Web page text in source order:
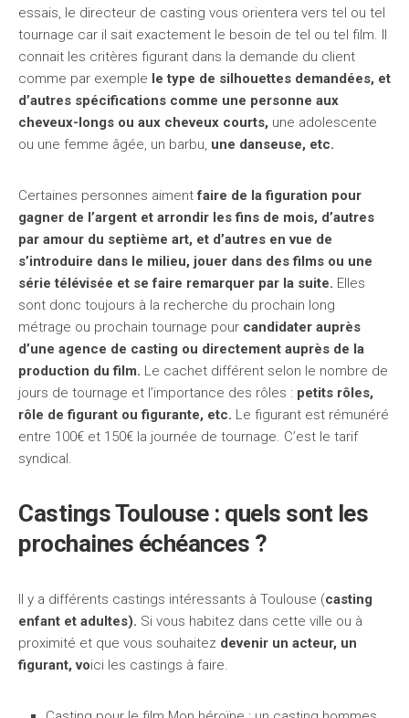
essais, le directeur de casting vous orientera vers tel ou tel
tournage car il sait exactement le besoin de tel ou tel film. Il
connait les critères figurant dans la demande du client
comme par exemple le type de silhouettes demandées, et
d’autres spécifications comme une personne aux
cheveux-longs ou aux cheveux courts, une adolescente
ou une femme âgée, un barbu, une danseuse, etc.
Certaines personnes aimentfaire de la figuration pour
gagner de l’argent et arrondir les fins de mois, d’autres
par amour du septième art, et d’autres en vue de
s’introduire dans le milieu, jouer dans des films ou une
série télévisée et se faire remarquer par la suite. Elles
sont donc toujours à la recherche du prochain long
métrage ou prochain tournage pour candidater auprès
d’une agence de casting ou directement auprès de la
production du film. Le cachet différent selon le nombre de
jours de tournage et l’importance des rôles : petits rôles,
rôle de figurant ou figurante, etc. Le figurant est rémunéré
entre 100€ et 150€ la journée de tournage. C’est le tarif
syndical.
Castings Toulouse : quels sont les
prochaines échéances ?
Il y a différents castings intéressants à Toulouse (casting
enfant et adultes). Si vous habitez dans cette ville ou à
proximité et que vous souhaitez devenir un acteur, un
figurant, voici les castings à faire.